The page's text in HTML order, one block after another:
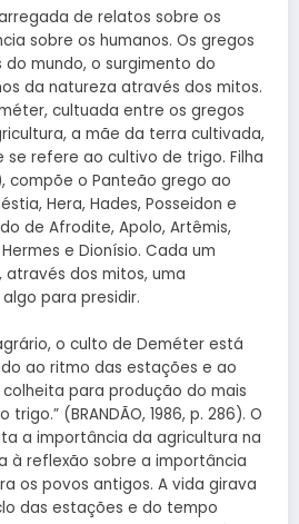
de relatos sobre os
sobre os humanos. Os gregos
mundo, o surgimento do
da natureza através dos mitos.
cultuada entre os gregos
a mãe da terra cultivada,
se refere ao cultivo de trigo. Filha
compõe o Panteão grego ao
Hera, Hades, Posseidon e
de Afrodite, Apolo, Artêmis,
e Dionísio. Cada um
através dos mitos, uma
para presidir.
o culto de Deméter está
ao ritmo das estações e ao
para produção do mais
(BRANDÃO, 1986, p. 286). O
a importância da agricultura na
à reflexão sobre a importância
os povos antigos. A vida girava
das estações e do tempo